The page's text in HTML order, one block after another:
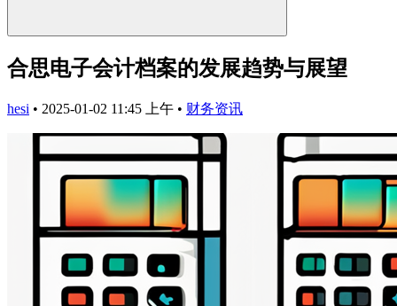
合思电子会计档案的发展趋势与展望
hesi • 2025-01-02 11:45 上午 • 财务资讯